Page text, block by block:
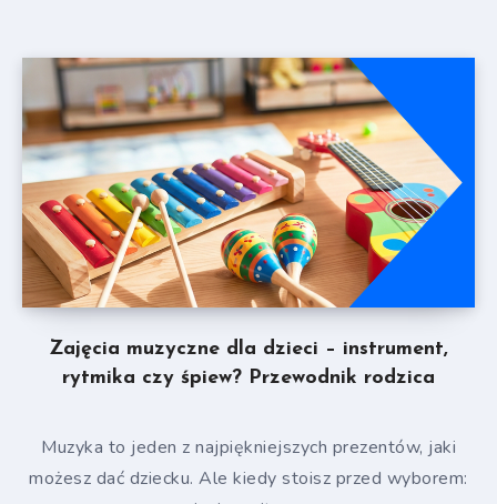
Zajęcia muzyczne dla dzieci – instrument,
rytmika czy śpiew? Przewodnik rodzica
Muzyka to jeden z najpiękniejszych prezentów, jaki
możesz dać dziecku. Ale kiedy stoisz przed wyborem: